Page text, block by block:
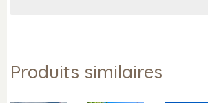
Produits similaires
INFORMATIONS